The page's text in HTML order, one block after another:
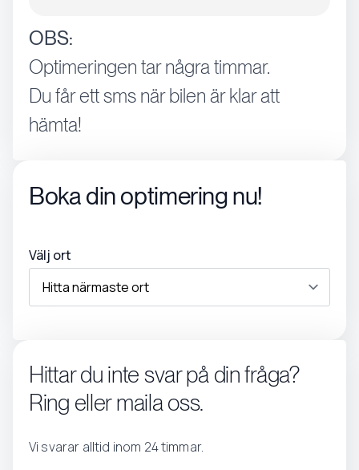
OBS:
Optimeringen tar några timmar.
Du får ett sms när bilen är klar att
hämta!
Boka din optimering nu!
Välj ort
Hittar du inte svar på din fråga?
Ring eller maila oss.
Vi svarar alltid inom 24 timmar.